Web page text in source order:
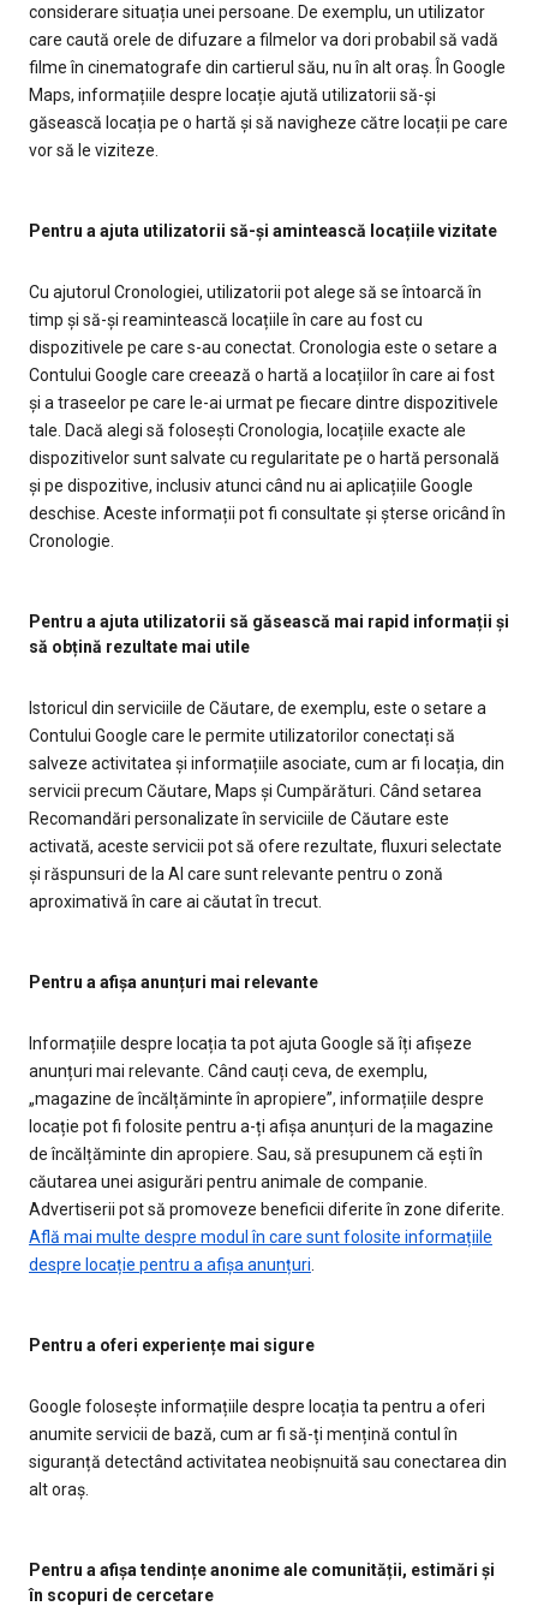
considerare situația unei persoane. De exemplu, un utilizator
care caută orele de difuzare a filmelor va dori probabil să vadă
filme în cinematografe din cartierul său, nu în alt oraș. În Google
Maps, informațiile despre locație ajută utilizatorii să-și
găsească locația pe o hartă și să navigheze către locații pe care
vor să le viziteze.
Pentru a ajuta utilizatorii să-și amintească locațiile vizitate
Cu ajutorul Cronologiei, utilizatorii pot alege să se întoarcă în
timp și să-și reamintească locațiile în care au fost cu
dispozitivele pe care s-au conectat. Cronologia este o setare a
Contului Google care creează o hartă a locațiilor în care ai fost
și a traseelor pe care le-ai urmat pe fiecare dintre dispozitivele
tale. Dacă alegi să folosești Cronologia, locațiile exacte ale
dispozitivelor sunt salvate cu regularitate pe o hartă personală
și pe dispozitive, inclusiv atunci când nu ai aplicațiile Google
deschise. Aceste informații pot fi consultate și șterse oricând în
Cronologie.
Pentru a ajuta utilizatorii să găsească mai rapid informații și
să obțină rezultate mai utile
Istoricul din serviciile de Căutare, de exemplu, este o setare a
Contului Google care le permite utilizatorilor conectați să
salveze activitatea și informațiile asociate, cum ar fi locația, din
servicii precum Căutare, Maps și Cumpărături. Când setarea
Recomandări personalizate în serviciile de Căutare este
activată, aceste servicii pot să ofere rezultate, fluxuri selectate
și răspunsuri de la AI care sunt relevante pentru o zonă
aproximativă în care ai căutat în trecut.
Pentru a afișa anunțuri mai relevante
Informațiile despre locația ta pot ajuta Google să îți afișeze
anunțuri mai relevante. Când cauți ceva, de exemplu,
„magazine de încălțăminte în apropiere”, informațiile despre
locație pot fi folosite pentru a-ți afișa anunțuri de la magazine
de încălțăminte din apropiere. Sau, să presupunem că ești în
căutarea unei asigurări pentru animale de companie.
Advertiserii pot să promoveze beneficii diferite în zone diferite.
Află mai multe despre modul în care sunt folosite informațiile
despre locație pentru a afișa anunțuri
Pentru a oferi experiențe mai sigure
Google folosește informațiile despre locația ta pentru a oferi
anumite servicii de bază, cum ar fi să-ți mențină contul în
siguranță detectând activitatea neobișnuită sau conectarea din
alt oraș.
Pentru a afișa tendințe anonime ale comunității, estimări și
în scopuri de cercetare